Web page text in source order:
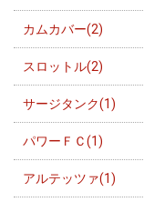
カムカバー(2)
スロットル(2)
サージタンク(1)
パワーＦＣ(1)
アルテッツァ(1)